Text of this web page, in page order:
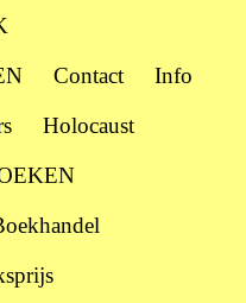
Contact
Info
Holocaust